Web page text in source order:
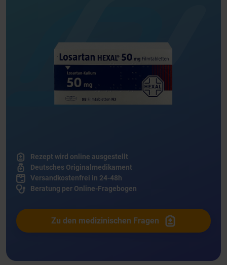
Rezept wird online ausgestellt
Deutsches Originalmedikament
Versandkostenfrei in 24-48h
Beratung per Online-Fragebogen
Zu den medizinischen Fragen